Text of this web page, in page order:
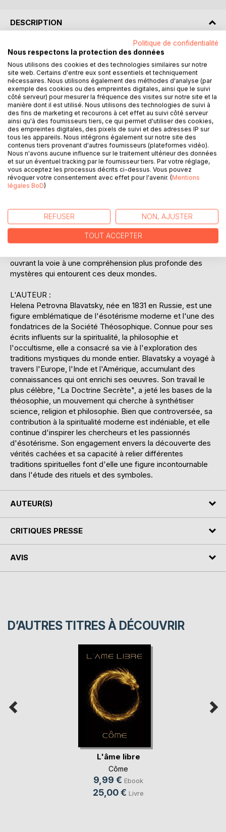
DESCRIPTION
RÉSUMÉ :
Dans "Les origines du rituel dans l'Église et dans la
Maçonnerie", Helena Petrovna Blavatsky plonge au coeur
des pratiques ésotériques et mystiques qui ont façonné
deux des institutions les plus influentes de l'histoire.
L'auteur explore les racines anciennes des rituels, révélant
comment ces pratiques ont évolué et se sont adaptées à
travers les siècles pour devenir des éléments centraux de
la Maçonnerie et de l'Église. En s'appuyant sur des
recherches approfondies et des textes sacrés, Blavatsky
met en lumière les similitudes et les divergences entre ces
traditions, offrant ainsi une perspective unique sur leur
développement et leur signification spirituelle. Le livre
invite le lecteur à comprendre les symboles et les rituels
et des sanctuaires religieux, tout en questionnant le rôle de
ces pratiques dans la quête humaine de sens et de
transcendance. À travers un langage accessible et
académique, Blavatsky propose une réflexion sur
ouvrant la voie à une compréhension plus profonde des
mystères qui entourent ces deux mondes.
L'AUTEUR :
Helena Petrovna Blavatsky, née en 1831 en Russie, est une
figure emblématique de l'ésotérisme moderne et l'une des
fondatrices de la Société Théosophique. Connue pour ses
écrits influents sur la spiritualité, la philosophie et
l'occultisme, elle a consacré sa vie à l'exploration des
traditions mystiques du monde entier. Blavatsky a voyagé à
travers l'Europe, l'Inde et l'Amérique, accumulant des
connaissances qui ont enrichi ses oeuvres. Son travail le
plus célèbre, "La Doctrine Secrète", a jeté les bases de la
théosophie, un mouvement qui cherche à synthétiser
science, religion et philosophie. Bien que controversée, sa
contribution à la spiritualité moderne est indéniable, et elle
continue d'inspirer les chercheurs et les passionnés
d'ésotérisme. Son engagement envers la découverte des
vérités cachées et sa capacité à relier différentes
traditions spirituelles font d'elle une figure incontournable
dans l'étude des rituels et des symboles.
AUTEUR(S)
CRITIQUES PRESSE
AVIS
D’AUTRES TITRES À DÉCOUVRIR
L'âme libre
Côme
9,99 € Ebook
25,00 € Livre
Politique de confidentialité
Nous respectons la protection des données
Nous utilisons des cookies et des technologies similaires sur notre
site web. Certains d'entre eux sont essentiels et techniquement
nécessaires. Nous utilisons également des méthodes d'analyse (par
exemple des cookies ou des empreintes digitales, ainsi que le suivi
côté serveur) pour mesurer la fréquence des visites sur notre site et la
manière dont il est utilisé. Nous utilisons des technologies de suivi à
des fins de marketing et recourons à cet effet au suivi côté serveur
ainsi qu'à des fournisseurs tiers, ce qui permet d'utiliser des cookies,
des empreintes digitales, des pixels de suivi et des adresses IP sur
tous les appareils. Nous intégrons également sur notre site des
contenus tiers provenant d'autres fournisseurs (plateformes vidéo).
Nous n'avons aucune influence sur le traitement ultérieur des données
et sur un éventuel tracking par le fournisseur tiers. Par votre réglage,
vous acceptez les processus décrits ci-dessus. Vous pouvez
révoquer votre consentement avec effet pour l'avenir. (Mentions
légales BoD)
REFUSER NON, AJUSTER
TOUT ACCEPTER